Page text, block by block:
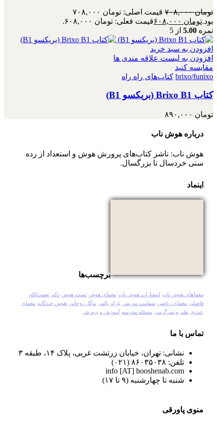
تومان۷۰۸,۰۰۰
قیمت اصلی: تومان ۷۰۸,۰۰۰
بود.تومان
قیمت فعلی: تومان ۶۰۸,۰۰۰.
نمره 5.00 از 5
افزودن به سبد خرید
افزودن به لیست علاقه مندی ها
مقایسه کنید
brixo/funixo کتاب‌های راه راه
کتاب Brixo B1 (بریکسو B1)
تومان
درباره هوش ناب
هوش ناب: ناشر کتاب‌های پرورش هوش و استعداد از رده
سنی خردسال تا بزرگسال.
اینماد
برچسب‌ها
معماهای هوش ناب انتشارات هوش ناب معمای هوش تست هوش دکتر نعمت‌الله
فاضلی معمای ریاضی شهامت تدریس پارکر پالمر نوگل روحانی هوش چندگانه معمای
عددی طنز و سرگرمی مسئله مدرسه آموزش و پرورش
تماس با ما
نشانی: تهران، خیابان زرتشت غربی، پلاک ۱۴، طبقه ۳
تلفن: ۸۶۰۳۵۰۳۸ (۰۲۱)
info [AT] hooshenab.com
شنبه تا چهارشنبه (۹ تا ۱۷)
منوی پاورقی